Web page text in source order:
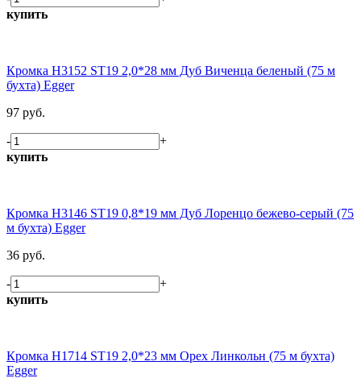
купить
Кромка H3152 ST19 2,0*28 мм Дуб Виченца беленый (75 м
бухта) Egger
97 руб.
-
+
купить
Кромка H3146 ST19 0,8*19 мм Дуб Лоренцо бежево-серый (75
м бухта) Egger
36 руб.
-
+
купить
Кромка H1714 ST19 2,0*23 мм Орех Линкольн (75 м бухта)
Egger